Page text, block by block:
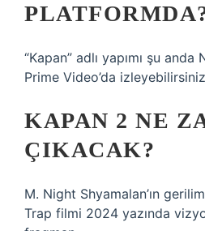
“Kapan” adlı yapımı şu
Prime Video’da
KAPAN 2 NE
ÇIKACAK?
M. Night Shyamalan’ın
Trap filmi 2024 yazında